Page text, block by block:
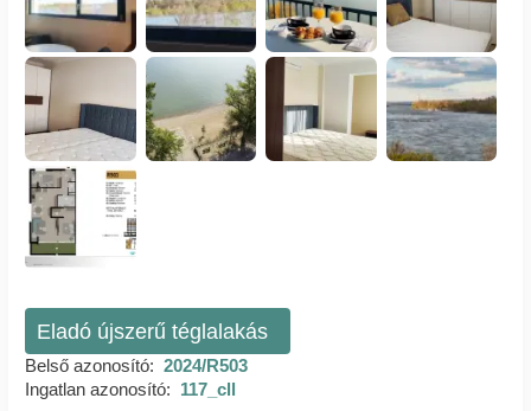
Eladó újszerű téglalakás
Belső azonosító: 2024/R503
Ingatlan azonosító: 117_cll